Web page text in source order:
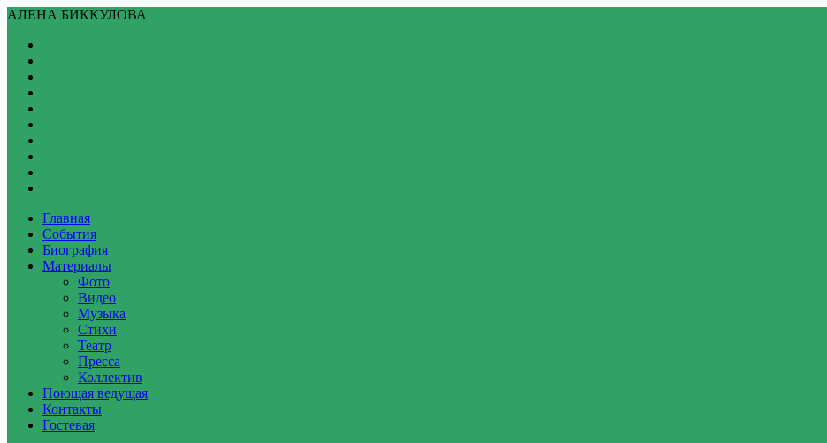
АЛЕНА БИККУЛОВА
Главная
События
Биография
Материалы
Фото
Видео
Музыка
Стихи
Театр
Пресса
Коллектив
Поющая ведущая
Контакты
Гостевая